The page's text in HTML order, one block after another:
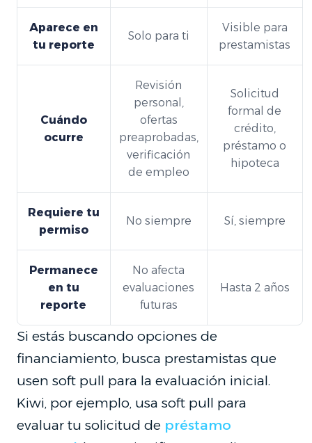
Aparece en
tu reporte
Solo para ti
Visible para
prestamistas
Cuándo
ocurre
Revisión
personal,
ofertas
preaprobadas,
verificación
de empleo
Solicitud
formal de
crédito,
préstamo o
hipoteca
Requiere tu
permiso
No siempre Sí, siempre
Permanece
en tu
reporte
No afecta
evaluaciones
futuras
Hasta 2 años
Si estás buscando opciones de
financiamiento, busca prestamistas que
usen soft pull para la evaluación inicial.
Kiwi, por ejemplo, usa soft pull para
evaluar tu solicitud de préstamo